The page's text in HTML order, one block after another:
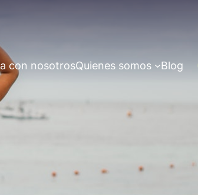
con nosotrosQuienes somos Blog